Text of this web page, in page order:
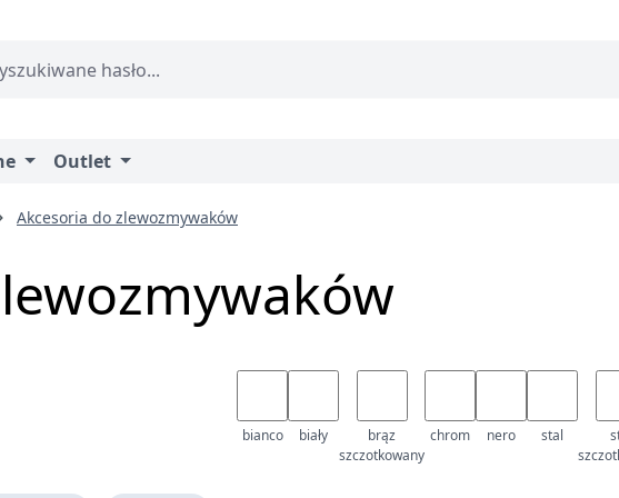
Outlet
Akcesoria do zlewozmywaków
bianco biały
brąz
szczotkowany
chrom nero stal